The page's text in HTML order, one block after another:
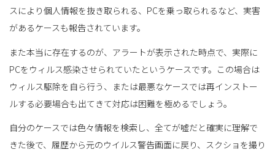
スにより個人情報を抜き取られる、PCを乗っ取られるなど、実害
があるケースも報告されています。
また本当に存在するのが、アラートが表示された時点で、実際に
PCをウィルス感染させられていたというケースです。この場合は
ウィルス駆除を自ら行う、または最悪なケースでは再インストー
ルする必要場合も出てきて対応は困難を極めるでしょう。
自分のケースでは色々情報を検索し、全てが嘘だと確実に理解で
きた後で、履歴から元のウイルス警告画面に戻り、スクショを撮り